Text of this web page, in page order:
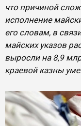
что причиной
исполнение
его словам, в
майских указов
выросли на 8,9
краевой казны